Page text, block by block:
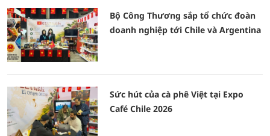
Bộ Công Thương sắp tổ chức đoàn
doanh nghiệp tới Chile và Argentina
Sức hút của cà phê Việt tại Expo
Café Chile 2026